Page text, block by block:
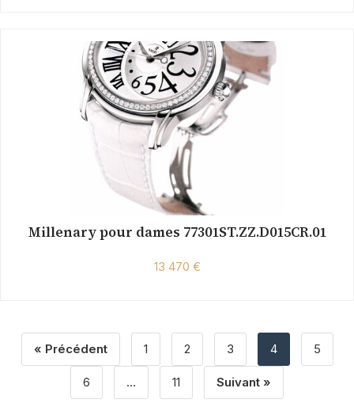
Millenary pour dames 77301ST.ZZ.D015CR.01
13 470 €
« Précédent 1 2 3 4 5
6 … 11 Suivant »